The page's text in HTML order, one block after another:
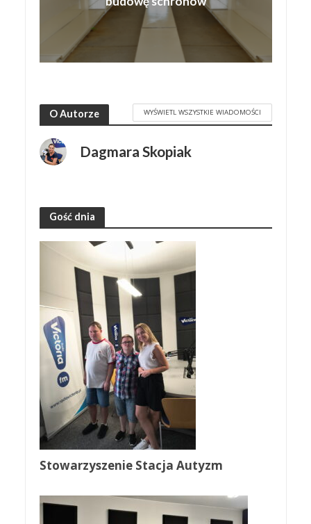
O Autorze WYŚWIETL WSZYSTKIE WIADOMOŚCI
Dagmara Skopiak
Gość dnia
Stowarzyszenie Stacja Autyzm